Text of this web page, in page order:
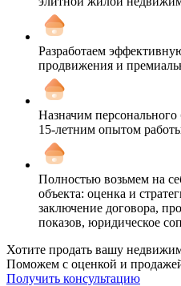
Разработаем
продвижения и
Назначим персонального
15-летним опытом
Полностью возьмем на
объекта: оценка и
заключение договора,
показов, юридическое
Хотите продать вашу
Поможем с оценкой и
Получить консультацию